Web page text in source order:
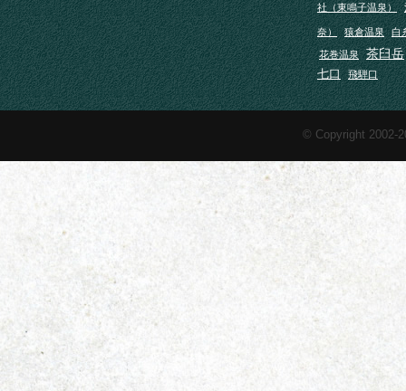
社（東鳴子温泉）
奈） 猿倉温泉 白
花巻温泉 茶臼岳
七口 飛騨口
© Copyright 2002-